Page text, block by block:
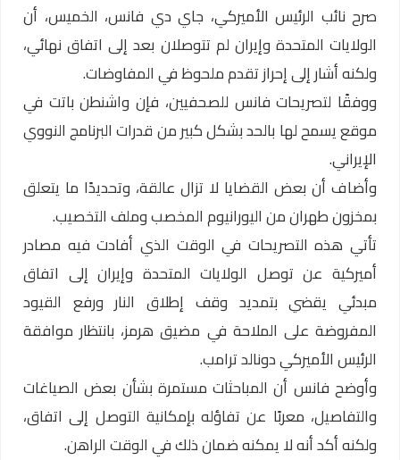
صرح نائب الرئيس الأميركي، جاي دي فانس، الخميس، أن
الولايات المتحدة وإيران لم تتوصلان بعد إلى اتفاق نهائي،
ولكنه أشار إلى إحراز تقدم ملحوظ في المفاوضات.
ووفقًا لتصريحات فانس للصحفيين، فإن واشنطن باتت في
موقع يسمح لها بالحد بشكل كبير من قدرات البرنامج النووي
الإيراني.
وأضاف أن بعض القضايا لا تزال عالقة، وتحديدًا ما يتعلق
بمخزون طهران من اليورانيوم المخصب وملف التخصيب.
تأتي هذه التصريحات في الوقت الذي أفادت فيه مصادر
أميركية عن توصل الولايات المتحدة وإيران إلى اتفاق
مبدئي يقضي بتمديد وقف إطلاق النار ورفع القيود
المفروضة على الملاحة في مضيق هرمز، بانتظار موافقة
الرئيس الأميركي دونالد ترامب.
وأوضح فانس أن المباحثات مستمرة بشأن بعض الصياغات
والتفاصيل، معربًا عن تفاؤله بإمكانية التوصل إلى اتفاق،
ولكنه أكد أنه لا يمكنه ضمان ذلك في الوقت الراهن.